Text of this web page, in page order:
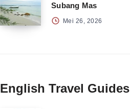
Subang Mas
Mei 26, 2026
English Travel Guides